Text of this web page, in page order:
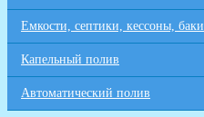
Емкости, септики, кессоны, баки
Капельный полив
Автоматический полив